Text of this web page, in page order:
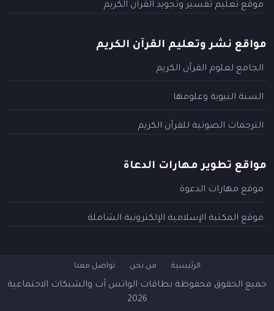
موقع تعليم تفسير وتجويد القرآن الكريم
مواقع نشر وتعليم القرآن الكريم
الجامع لعلوم القرآن الكريم
السنة النبوية وعلومها
الترجمات الصوتية للقرآن الكريم
مواقع تطوير مهارات الدعاة
موقع مهارات الدعوة
موقع المكتبة الإسلامية الإلكترونية الشاملة
الرئيسية من نحن تواصل معنا
جميع الحقوق محفوظة بطاقات الواتس آب والشبكات الاجتماعية
2026